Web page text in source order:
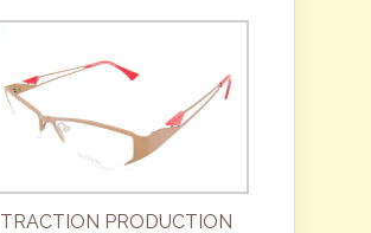
TRACTION PRODUCTION